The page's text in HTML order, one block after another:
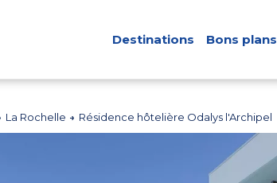
Destinations Bons plans
La Rochelle Résidence hôtelière Odalys l'Archipel